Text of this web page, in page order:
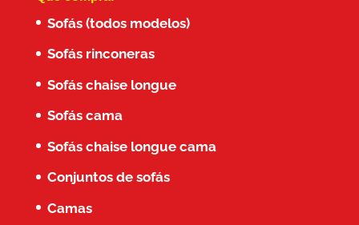
Sofás (todos modelos)
Sofás rinconeras
Sofás chaise longue
Sofás cama
Sofás chaise longue cama
Conjuntos de sofás
Camas